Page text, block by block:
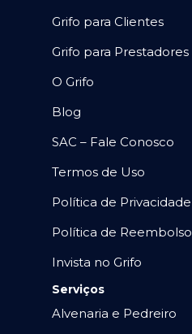
Grifo para Clientes
Grifo para Prestadores
O Grifo
Blog
SAC – Fale Conosco
Termos de Uso
Política de Privacidade
Política de Reembolso
Invista no Grifo
Serviços
Alvenaria e Pedreiro